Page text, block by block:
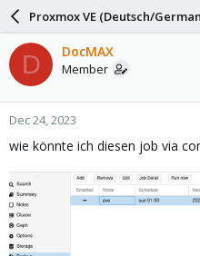
a
d
s
t
a
r
t
e
r
a
r
d
a
e
Proxmox VE (Deutsch/
D DocMAX
Member
Dec 24, 2023
wie könnte ich diesen job via